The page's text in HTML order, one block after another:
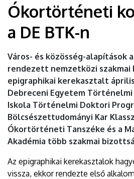
DEBRECENI
EGYETEM
Ókortörténeti
a DE BTK-n
Város- és közösség-alapítások
rendezett nemzetközi szakmai
epigraphikai kerekasztalt április
Debreceni Egyetem
Iskola Történelmi Doktori
Bölcsészettudományi Kar
Ókortörténeti Tanszéke és a
Akadémia több szakmai
Az epigraphikai kerekasztalok
vissza, ekkor rendezte első